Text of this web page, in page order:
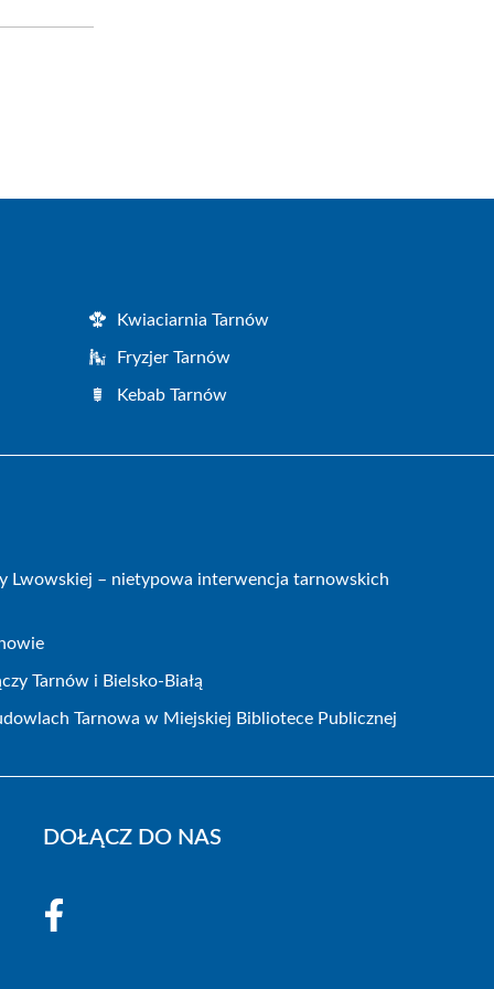
Kwiaciarnia Tarnów
Fryzjer Tarnów
Kebab Tarnów
Lwowskiej – nietypowa interwencja tarnowskich
Tarnów i Bielsko-Białą
Tarnowa w Miejskiej Bibliotece Publicznej
DOŁĄCZ DO NAS